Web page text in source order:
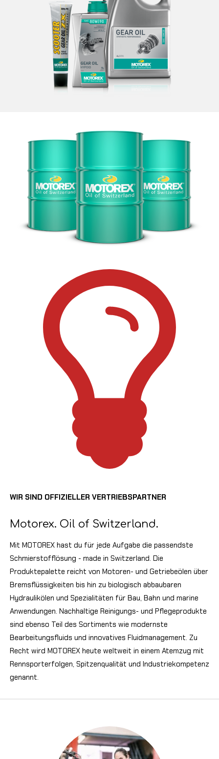
WIR SIND OFFIZIELLER VERTRIEBSPARTNER
Motorex. Oil of Switzerland.
Mit MOTOREX hast du für jede Aufgabe die passendste
Schmierstofflösung - made in Switzerland. Die
Produktepalette reicht von Motoren- und Getriebeölen über
Bremsflüssigkeiten bis hin zu biologisch abbaubaren
Hydraulikölen und Spezialitäten für Bau, Bahn und marine
Anwendungen. Nachhaltige Reinigungs- und Pflegeprodukte
sind ebenso Teil des Sortiments wie modernste
Bearbeitungsfluids und innovatives Fluidmanagement. Zu
Recht wird MOTOREX heute weltweit in einem Atemzug mit
Rennsporterfolgen, Spitzenqualität und Industriekompetenz
genannt.